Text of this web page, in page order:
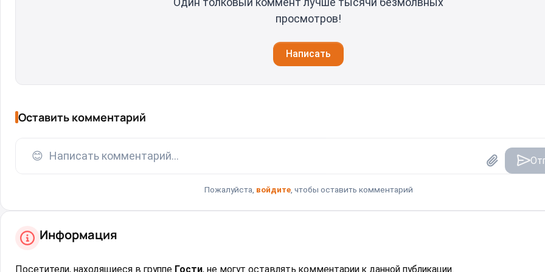
просмотров!
Написать
Оставить комментарий
😊 Написать комментарий...
Пожалуйста, войдите, чтобы оставить комментарий
Информация
Посетители, находящиеся в группе Гости, не могут оставлять комментарии к данной публикации.